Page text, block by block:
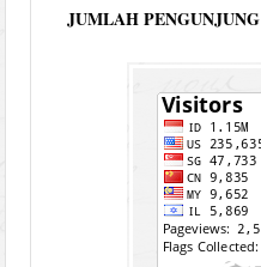
JUMLAH PENGUNJUNG